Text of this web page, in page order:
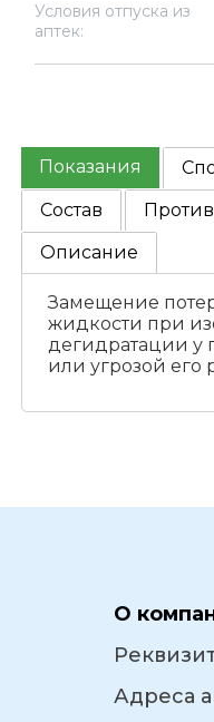
Условия отпуска из
аптек:
Показания
Состав
Описание
Замещение
жидкости при
дегидратации у
или угрозой его
О
Адреса